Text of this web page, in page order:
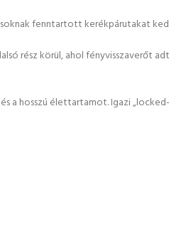
fenntartott kerékpárutakat
rész körül, ahol fényvisszaverőt
a hosszú élettartamot. Igazi